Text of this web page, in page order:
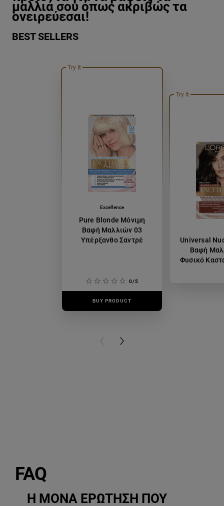
BEST SELLERS
μαλλιά σου όπως ακριβώς τα
ονειρεύεσαι!
Try It
Excellence
Pure Blonde Μόνιμη
Βαφή Μαλλιών 03
Υπέρξανθο Σαντρέ
0/5
BUY PRODUCT
Try It
Universal
Βαφή
Φυσικό
PREVIOUS CARD
NEXT CARD
FAQ
Η ΜΟΝΑ ΕΡΩΤΗΣΗ ΠΟΥ